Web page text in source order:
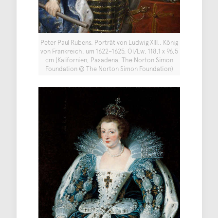
Peter Paul Rubens, Porträt von Ludwig XIII., König
von Frankreich, um 1622–1625, Öl/Lw, 118,1 x 96,5
cm (Kalifornien, Pasadena, The Norton Simon
Foundation © The Norton Simon Foundation)